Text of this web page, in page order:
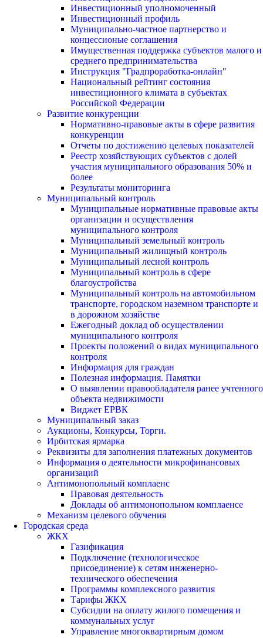
Инвестиционный уполномоченный
Инвестиционный профиль
Муниципально-частное партнерство и
концессионые соглашения
Имущественная поддержка субъектов малого и
среднего предпринимательства
Инструкция "Градпроработка-онлайн"
Национальный рейтинг состояния
инвестиционного климата в субъектах
Российской Федерации
Развитие конкуренции
Нормативно-правовые акты в сфере развития
конкуренции
Отчеты по достижению целевых показателей
Реестр хозяйствующих субъектов с долей
участия муниципального образования 50% и
более
Результаты мониторинга
Муниципальный контроль
Муниципальные нормативные правовые акты
организации и осуществления
муниципального контроля
Муниципальный земельный контроль
Муниципальный жилищный контроль
Муниципальный лесной контроль
Муниципальный контроль в сфере
благоустройства
Муниципальный контроль на автомобильном
транспорте, городском наземном транспорте и
в дорожном хозяйстве
Ежегодный доклад об осуществлении
муниципального контроля
Проекты положений о видах муниципального
контроля
Информация для граждан
Полезная информация. Памятки
О выявлении правообладателя ранее учтенного
объекта недвижимости
Виджет ЕРВК
Муниципальный заказ
Аукционы, Конкурсы, Торги.
Ирбитская ярмарка
Реквизиты для заполнения платежных документов
Информация о деятельности микрофинансовых
организаций
Антимонопольный комплаенс
Правовая деятельность
Доклады об антимонопольном комплаенсе
Механизм целевого обучения
Городская среда
ЖКХ
Газификация
Подключение (технологическое
присоединение) к сетям инженерно-
технического обеспечения
Программы комплексного развития
Тарифы ЖКХ
Субсидии на оплату жилого помещения и
коммунальных услуг
Управление многоквартирным домом